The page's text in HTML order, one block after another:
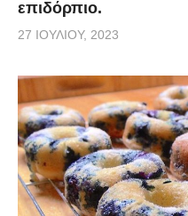
επιδόρπιο.
27 ΙΟΥΛΊΟΥ, 2023